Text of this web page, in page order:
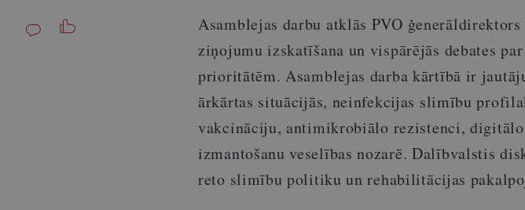
Asamblejas darbu atklās PVO ģenerāldirektors
ziņojumu izskatīšana un vispārējās debates
prioritātēm. Asamblejas darba kārtībā ir
ārkārtas situācijās, neinfekcijas slimību
vakcināciju, antimikrobiālo rezistenci,
izmantošanu veselības nozarē. Dalībvalstis
reto slimību politiku un rehabilitācijas